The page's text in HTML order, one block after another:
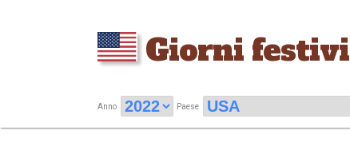
Giorni festivi
Anno Paese